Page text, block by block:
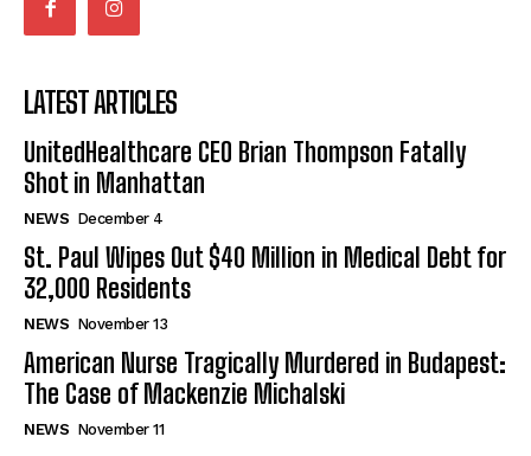
LATEST ARTICLES
UnitedHealthcare CEO Brian Thompson Fatally
Shot in Manhattan
NEWS December 4
St. Paul Wipes Out $40 Million in Medical Debt for
32,000 Residents
NEWS November 13
American Nurse Tragically Murdered in Budapest:
The Case of Mackenzie Michalski
NEWS November 11